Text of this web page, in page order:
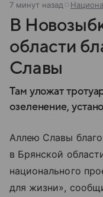
7 минут назад
В
области
Славы
Там уложат
озеленение,
Аллею Славы
в Брянской
национального
для жизни»,